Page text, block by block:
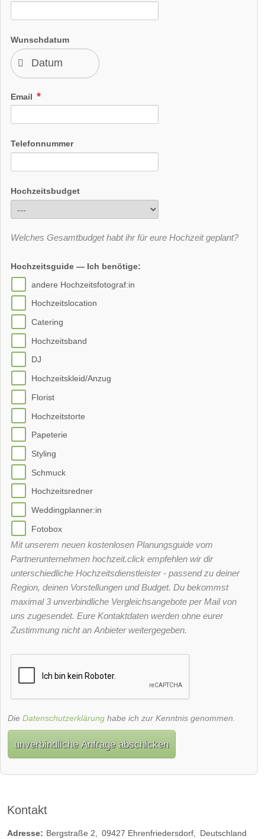
Wunschdatum
Email
Telefonnummer
Hochzeitsbudget
Welches Gesamtbudget habt ihr für eure Hochzeit geplant?
Hochzeitsguide — Ich benötige:
andere Hochzeitsfotograf:in
Hochzeitslocation
Catering
Hochzeitsband
DJ
Hochzeitskleid/Anzug
Florist
Hochzeitstorte
Papeterie
Styling
Schmuck
Hochzeitsredner
Weddingplanner:in
Fotobox
Mit unserem neuen kostenlosen Planungsguide vom
Partnerunternehmen hochzeit.click empfehlen wir dir
unterschiedliche Hochzeitsdienstleister - passend zu deiner
Region, deinen Vorstellungen und Budget. Du bekommst
maximal 3 unverbindliche Vergleichsangebote per Mail von
uns zugesendet. Eure Kontaktdaten werden ohne eurer
Zustimmung nicht an Anbieter weitergegeben.
Die Datenschutzerklärung habe ich zur Kenntnis genommen.
unverbindliche Anfrage abschicken
Kontakt
Adresse: Bergstraße 2 09427 Ehrenfriedersdorf
Deutschland